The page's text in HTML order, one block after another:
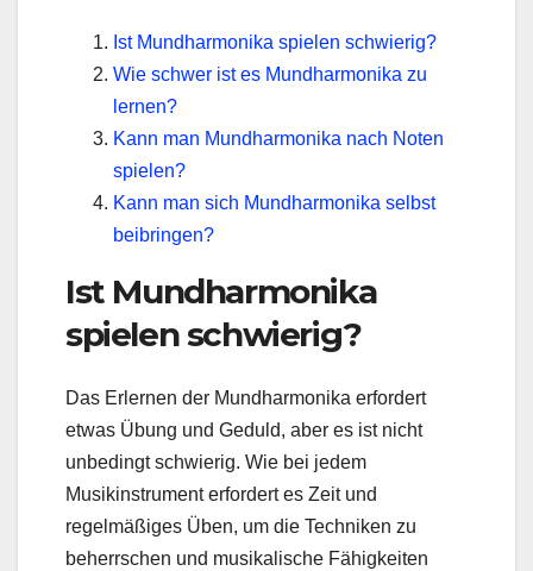
Ist Mundharmonika spielen schwierig?
Wie schwer ist es Mundharmonika zu
lernen?
Kann man Mundharmonika nach Noten
spielen?
Kann man sich Mundharmonika selbst
beibringen?
Ist Mundharmonika
spielen schwierig?
Das Erlernen der Mundharmonika erfordert
etwas Übung und Geduld, aber es ist nicht
unbedingt schwierig. Wie bei jedem
Musikinstrument erfordert es Zeit und
regelmäßiges Üben, um die Techniken zu
beherrschen und musikalische Fähigkeiten